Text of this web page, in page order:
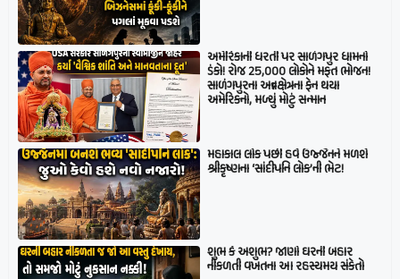
અમેરિકાની ધરતી પર સાળંગપુર ધામનો
ડંકો! રોજ 25,000 લોકોને મફત ભોજન!
સાળંગપુરના અન્નક્ષેત્રના ફેન થયા
અમેરિકનો, મળ્યું મોટું સન્માન
મહાકાલ લોક પછી હવે ઉજ્જૈનને મળશે
શ્રીકૃષ્ણના ‘સાંદીપનિ લોક’ની ભેટ!
શુભ કે અશુભ? જાણો ઘરની બહાર
નીકળતી વખતના આ રહસ્યમય સંકેતો